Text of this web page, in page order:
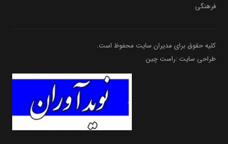
فرهنگی
کلیه حقوق برای مدیران سایت محفوظ است.
طراحی سایت :راست چین